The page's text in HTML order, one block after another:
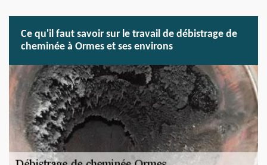
Ce qu'il faut savoir sur le travail de débistrage de
cheminée à Ormes et ses environs